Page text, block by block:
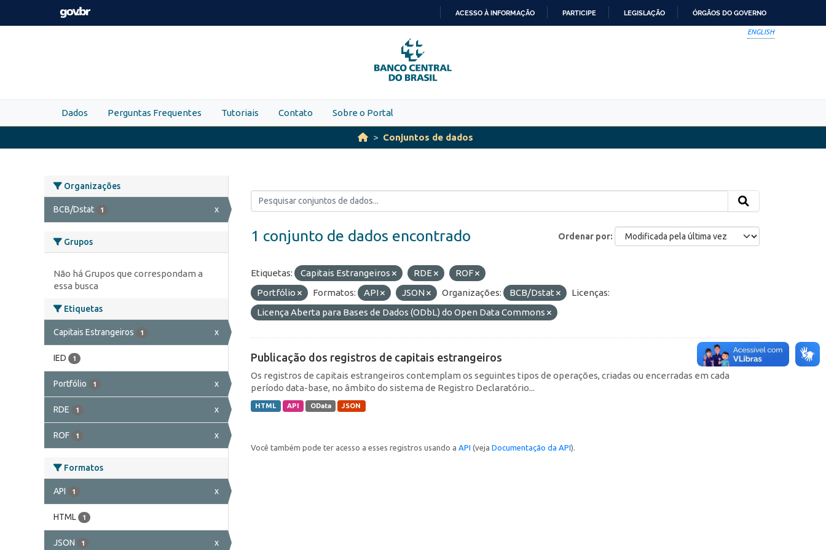
Skip to main content
PARA
O
CONTEÚDO
ACESSO À INFORMAÇÃO PARTICIPE LEGISLAÇÃO ÓRGÃOS DO GOVERNO
ENGLISH
Dados Perguntas Frequentes Tutoriais Contato Sobre o Portal
Conjuntos de dados
Organizações
BCB/Dstat 1 x
Grupos
Não há Grupos que correspondam a
essa busca
Etiquetas
Capitais Estrangeiros 1 x
IED 1
Portfólio 1 x
RDE 1 x
ROF 1 x
Formatos
API 1 x
HTML 1
JSON 1 x
Ordenar por
1 conjunto de dados encontrado
Etiquetas: Capitais Estrangeiros RDE
ROF
Portfólio
Formatos: API JSON Organizações: BCB/Dstat
Licenças:
Licença Aberta para Bases de Dados (ODbL) do Open Data Commons
Publicação dos registros de capitais estrangeiros
Os registros de capitais estrangeiros contemplam os seguintes tipos de operações, criadas ou encerradas em cada
período data-base, no âmbito do sistema de Registro Declaratório...
HTML API OData JSON
Você também pode ter acesso a esses registros usando a API (veja Documentação da API).